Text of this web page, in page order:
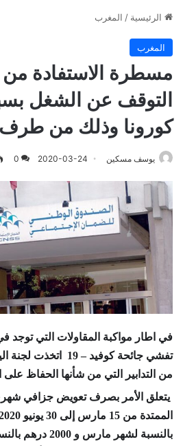
الرئيسية / المغرب
المغرب
مسطرة الاستفادة
التوقف عن الشغل
كورونا وذلك من طرف CNSS
يوسف مسكين 2020-03-24
0
في اطار مواكبة المقاولات التي
تفشي جائحة كوفيد –
من التدابير التي من شأنها الحفاظ على
يتعلق الأمر بصرف تعويض جزافي
بالنسبة لشهر